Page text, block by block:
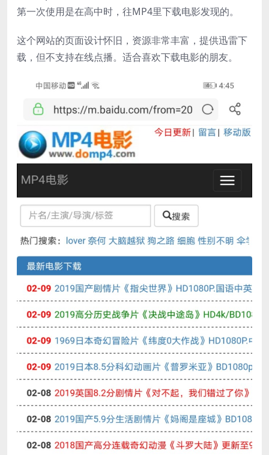
第一次使用是在高中时，往MP4里下载电影发现的。
这个网站的页面设计怀旧，资源非常丰富，提供迅雷下
载，但不支持在线点播。适合喜欢下载电影的朋友。